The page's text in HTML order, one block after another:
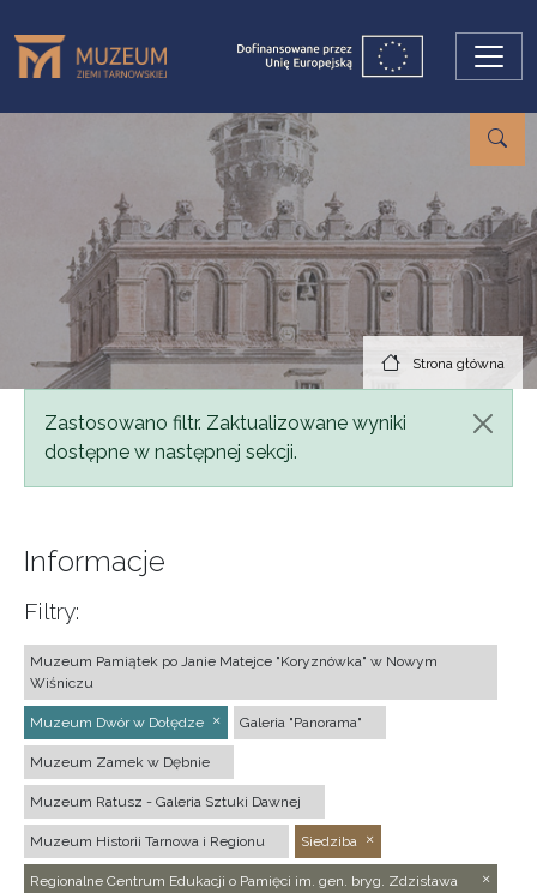
Strona główna
Komunikat
Zastosowano filtr. Zaktualizowane wyniki
dostępne w następnej sekcji.
Informacje
Filtry:
Muzeum Pamiątek po Janie Matejce "Koryznówka" w Nowym
Wiśniczu
Muzeum Dwór w Dołędze Galeria "Panorama"
Muzeum Zamek w Dębnie
Muzeum Ratusz - Galeria Sztuki Dawnej
Muzeum Historii Tarnowa i Regionu Siedziba
Regionalne Centrum Edukacji o Pamięci im. gen. bryg. Zdzisława